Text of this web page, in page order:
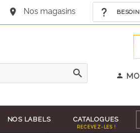
Nos magasins
NOS LABELS CATALOGUES
RECEVEZ-LES !